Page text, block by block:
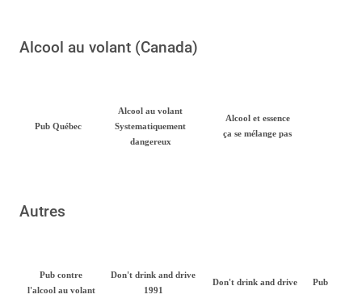
Alcool au volant (Canada)
Pub Québec
Alcool au volant
Systematiquement
dangereux
Alcool et essence
ça se mélange pas
Autres
Pub contre
l'alcool au volant
Don't drink and drive
1991
Don't drink and drive Pub